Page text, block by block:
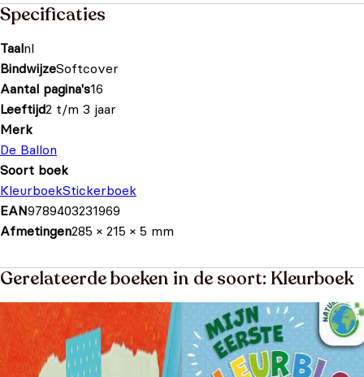
Specificaties
Taalnl
BindwijzeSoftcover
Aantal pagina's16
Leeftijd2 t/m 3 jaar
Merk
De Ballon
Soort boek
KleurboekStickerboek
EAN9789403231969
Afmetingen285 × 215 × 5 mm
Gerelateerde boeken in de soort: Kleurboek